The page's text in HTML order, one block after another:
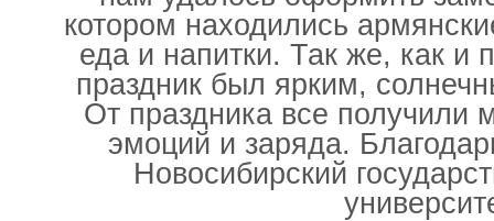
котором находились
еда и напитки. Так же, как и
праздник был ярким,
От праздника все получили
эмоций и заряда.
Новосибирский